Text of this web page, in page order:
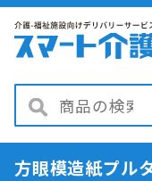
方眼模造紙プル